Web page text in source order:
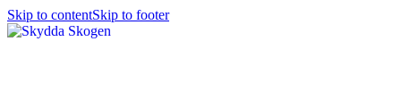
Skip to contentSkip to footer